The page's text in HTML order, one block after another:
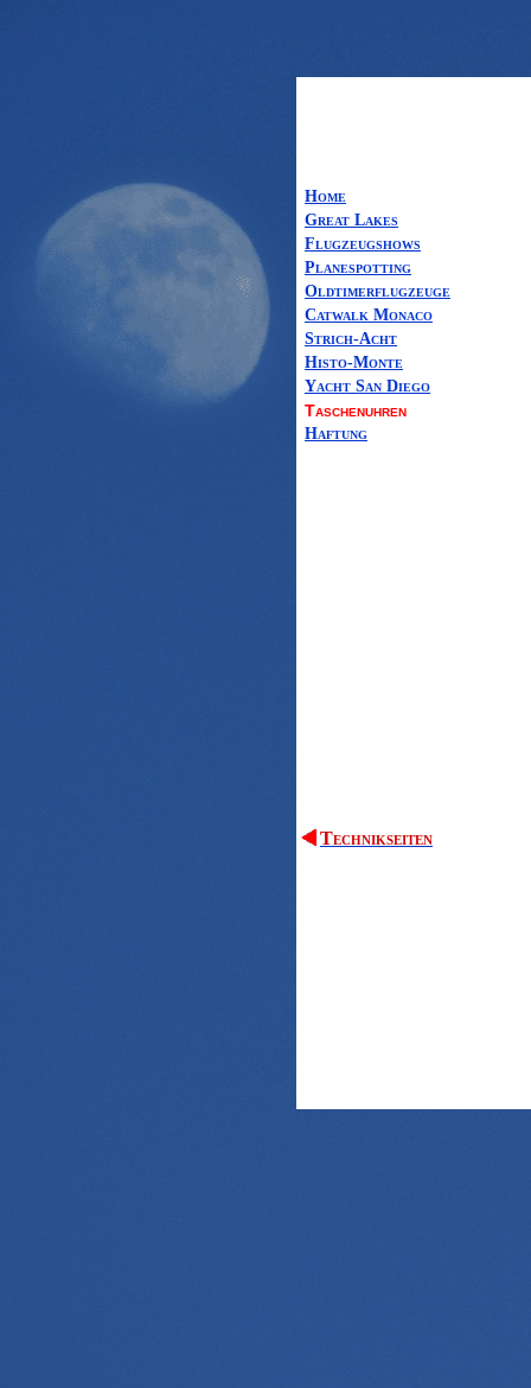
Home
Great Lakes
Flugzeugshows
Planespotting
Oldtimerflugzeuge
Catwalk Monaco
Strich-Acht
Histo-Monte
Yacht San Diego
Taschenuhren
Haftung
Technikseiten